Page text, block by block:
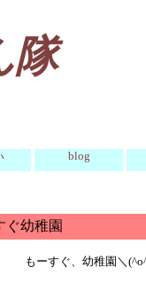
隊
blog
ぐ幼稚園
もーすぐ、幼稚園＼